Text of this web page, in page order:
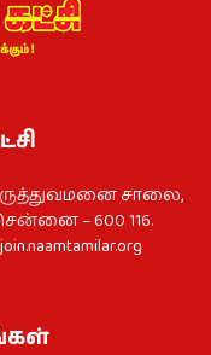
சாலை,
– 600 116.
join.naamtamilar.org